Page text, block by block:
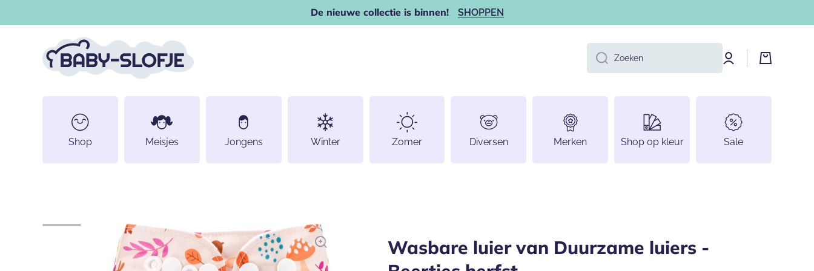
De nieuwe collectie is binnen! SHOPPEN
Zoeken
Log
in
Shop Meisjes Jongens Winter Zomer Diversen Merken Shop op kleur Sale
Ga naar productinformatie
Wasbare luier van Duurzame luiers -